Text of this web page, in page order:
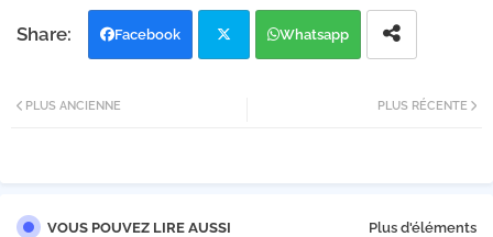
Facebook Whatsapp
PLUS RÉCENTE
PLUS ANCIENNE
VOUS POUVEZ LIRE AUSSI Plus d'éléments